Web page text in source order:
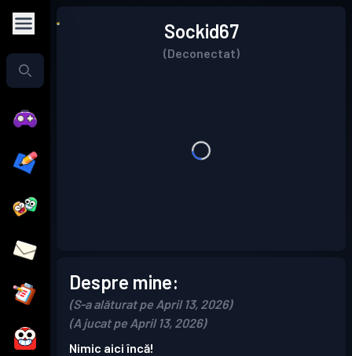
Sockid67
(Deconectat)
Despre mine:
(S-a alăturat pe April 13, 2026)
(A jucat pe April 13, 2026)
Nimic aici încă!